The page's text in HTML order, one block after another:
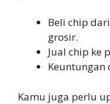
Beli chip
grosir.
Jual chip ke
Keuntungan
Kamu juga perlu